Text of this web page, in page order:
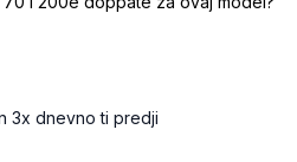
3x dnevno ti predji